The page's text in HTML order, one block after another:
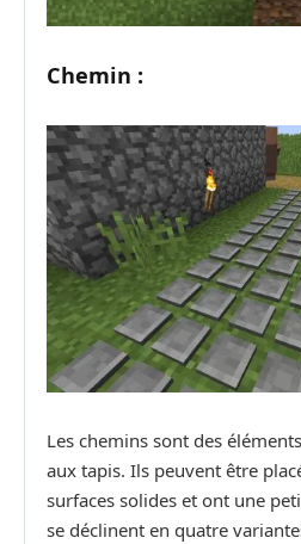
Chemin :
Les chemins sont des
aux tapis. Ils peuvent être
surfaces solides et ont une
se déclinent en quatre